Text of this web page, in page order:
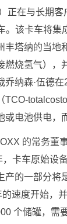
正在与长期
。该卡车将
丰塔纳的当地
燃烧氢气），
乔纳森·伍德
TCO-
电池供电，
的常务董
卡车原始设
产的一部分将
速度开始，
个储罐，需